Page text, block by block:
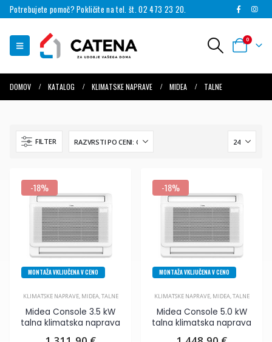
Potrebujete pomoč? Pokličite na tel. št. 02 473 23 20.
0
DOMOV KATALOG KLIMATSKE NAPRAVE MIDEA TALNE
FILTER
-18%
MONTAŽA VKLJUČENA V CENO
KLIMATSKE NAPRAVE, MIDEA,TALNE
Midea Console 3.5 kW
talna klimatska naprava
-18%
MONTAŽA VKLJUČENA V CENO
KLIMATSKE NAPRAVE, MIDEA,TALNE
Midea Console 5.0 kW
talna klimatska naprava